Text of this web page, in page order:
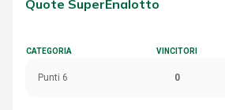
Quote SuperEnalotto
CATEGORIA VINCITORI
Punti 6 0